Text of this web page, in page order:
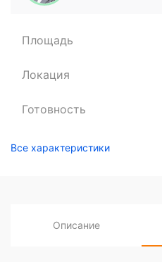
Площадь
Локация
Готовность
Все характеристики
Описание